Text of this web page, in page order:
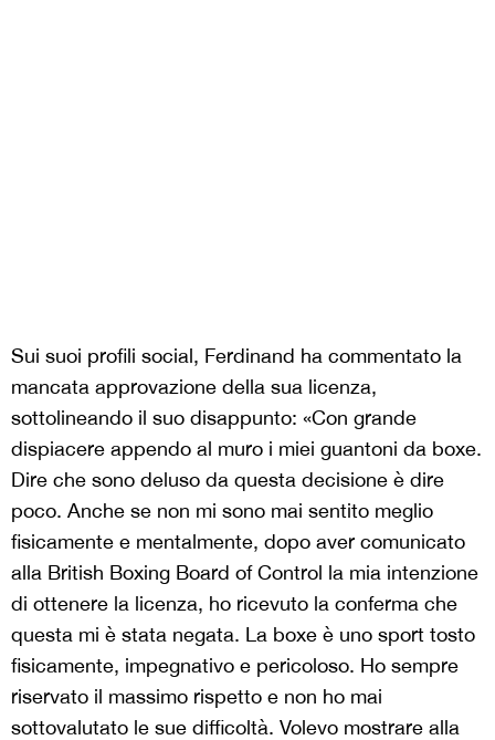
Sui suoi profili social, Ferdinand ha commentato la
mancata approvazione della sua licenza,
sottolineando il suo disappunto: «Con grande
dispiacere appendo al muro i miei guantoni da boxe.
Dire che sono deluso da questa decisione è dire
poco. Anche se non mi sono mai sentito meglio
fisicamente e mentalmente, dopo aver comunicato
alla British Boxing Board of Control la mia intenzione
di ottenere la licenza, ho ricevuto la conferma che
questa mi è stata negata. La boxe è uno sport tosto
fisicamente, impegnativo e pericoloso. Ho sempre
riservato il massimo rispetto e non ho mai
sottovalutato le sue difficoltà. Volevo mostrare alla